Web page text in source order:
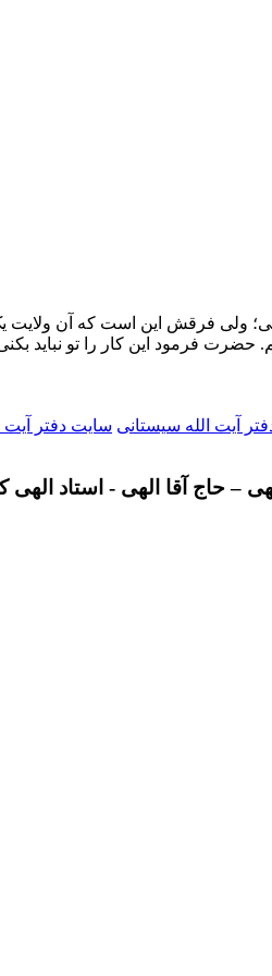
باشی؛ ولی فرقش این است که آن
فرمود این کار را تو نباید
آیت الله سیستانی سایت دفتر آیت
– حاج آقا الهی - استاد